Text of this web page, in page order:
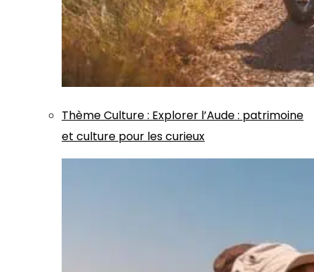
ThèmeCulture: Explorer l’Aude : patrimoine
et culture pour les curieux